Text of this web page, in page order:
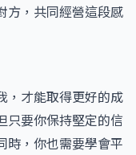
方，共同經營這段感
，才能取得更好的成
只要你保持堅定的信
時，你也需要學會平